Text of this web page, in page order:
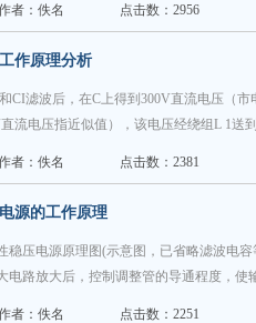
者：佚名 点击数：2956
作原理分析
CI滤波后，在C上得到300V直流电压（
流电压指近似值），该电压经绕组L 1送
者：佚名 点击数：2381
源的工作原理
稳压电源原理图(示意图，已省略滤波电
电路放大后，控制调整管的导通程度，使
者：佚名 点击数：2251